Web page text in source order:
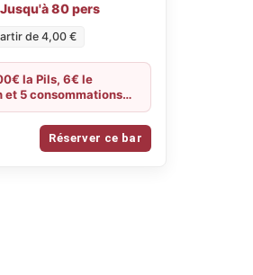
80 pers
de 4,00 €
la Pils, 6€ le
et 5 consommations
de fromages offerte
Réserver ce bar